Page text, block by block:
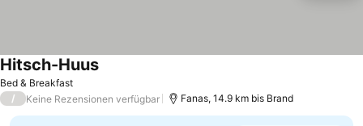
Bed & Breakfast
Hitsch-Huus
/ Keine Rezensionen verfügbar Fanas, 14.9 km bis Brand